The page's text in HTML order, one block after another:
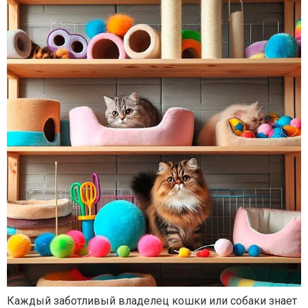
Каждый заботливый владелец кошки или собаки знает